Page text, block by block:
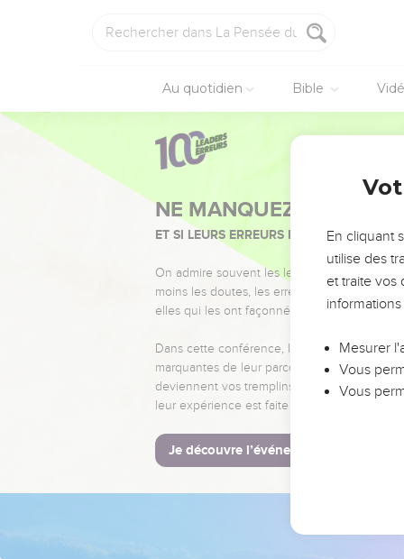
Au quotidien Bible
NE MANQUEZ PAS
ET SI LEURS ERREURS POUVAIENT VOUS
On admire souvent les leaders pour leurs
moins les doutes, les erreurs et les saisons
elles qui les ont façonnés.
Dans cette conférence, leaders,
marquantes de leur parcours et les clés
deviennent vos tremplins. Que vous
leur expérience est faite pour vous.
Je découvre l’événement
En cliquant
utilise des
et traite vos
Mesurer
Vous
Vous